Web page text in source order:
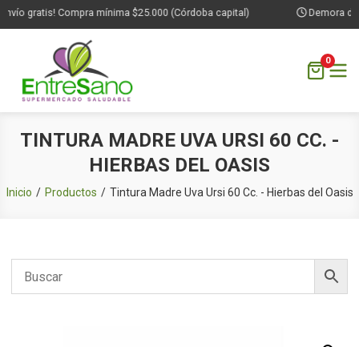
gratis! Compra mínima $25.000 (Córdoba capital) Demora de
0
TINTURA MADRE UVA URSI 60 CC. -
HIERBAS DEL OASIS
Inicio Productos Tintura Madre Uva Ursi 60 Cc. - Hierbas del Oasis